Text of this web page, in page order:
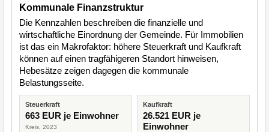
Kommunale Finanzstruktur
Die Kennzahlen beschreiben die finanzielle und
wirtschaftliche Einordnung der Gemeinde. Für Immobilien
ist das ein Makrofaktor: höhere Steuerkraft und Kaufkraft
können auf einen tragfähigeren Standort hinweisen,
Hebesätze zeigen dagegen die kommunale
Belastungsseite.
Steuerkraft
663 EUR je Einwohner
Kreis, 2023
Kaufkraft
26.521 EUR je
Einwohner